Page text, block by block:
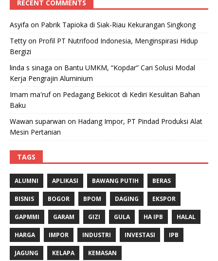
RECENT COMMENTS
Asyifa on Pabrik Tapioka di Siak-Riau Kekurangan Singkong
Tetty on Profil PT Nutrifood Indonesia, Menginspirasi Hidup
Bergizi
linda s sinaga on Bantu UMKM, “Kopdar” Cari Solusi Modal
Kerja Pengrajin Aluminium
Imam ma'rufon Pedagang Bekicot di Kediri Kesulitan Bahan
Baku
Wawan suparwan on Hadang Impor, PT Pindad Produksi Alat
Mesin Pertanian
TAGS
ALUMNI APLIKASI BAWANG PUTIH BERAS
BISNIS BOGOR BPOM DAGING EKSPOR
GAPMMI GARAM GIZI GULA HA IPB HALAL
HARGA IMPOR INDUSTRI INVESTASI IPB
JAGUNG KELAPA KEMASAN